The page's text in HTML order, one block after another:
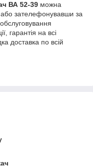
ВА 52-39 можна
або зателефонувавши за
гарантія на всі
доставка по всій